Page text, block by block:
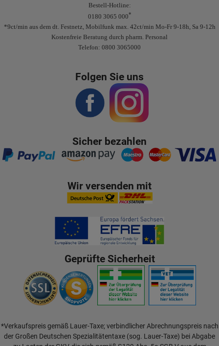
Bestell-Hotline:
0180 3065 000*
*9ct/min aus dem dt. Festnetz, Mobilfunk max. 42ct/min Mo-Fr 9-18h, Sa 9-12h
Kostenfreie Beratung durch pharm. Personal
Telefon: 0800 3065000
Folgen Sie uns
Sicher bezahlen
Wir versenden mit
Geprüfte Sicherheit
*Verkaufspreis gemäß Lauer-Taxe; verbindlicher Abrechnungspreis nach
der Großen Deutschen Spezialitätentaxe (sog. Lauer-Taxe) bei Abgabe